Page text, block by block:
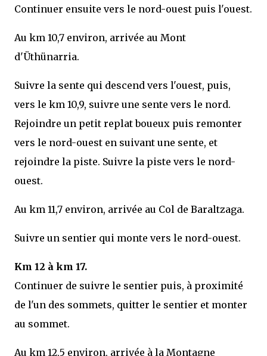
Continuer ensuite vers le nord-ouest puis l'ouest.
Au km 10,7 environ, arrivée au Mont
d'Üthünarria.
Suivre la sente qui descend vers l'ouest, puis,
vers le km 10,9, suivre une sente vers le nord.
Rejoindre un petit replat boueux puis remonter
vers le nord-ouest en suivant une sente, et
rejoindre la piste. Suivre la piste vers le nord-
ouest.
Au km 11,7 environ, arrivée au Col de Baraltzaga.
Suivre un sentier qui monte vers le nord-ouest.
Km 12 à km 17.
Continuer de suivre le sentier puis, à proximité
de l'un des sommets, quitter le sentier et monter
au sommet.
Au km 12,5 environ, arrivée à la Montagne